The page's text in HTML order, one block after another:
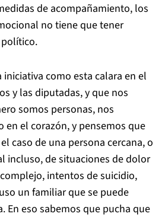
de acompañamiento, los
no tiene que tener
iniciativa como esta calara en el
y las diputadas, y que nos
somos personas, nos
en el corazón, y pensemos que
caso de una persona cercana, o
incluso, de situaciones de dolor
intentos de suicidio,
un familiar que se puede
En eso sabemos que pucha que